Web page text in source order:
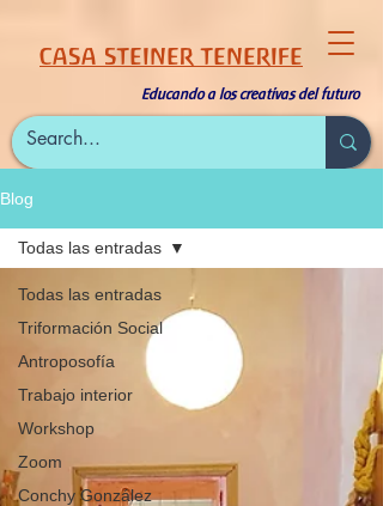
CASA STEINER TENERIFE
Educando a los creativas del futuro
Blog
Todas las entradas
Triformación Social
Antroposofía
Trabajo interior
Workshop
Zoom
Conchy González
Todas las entradas